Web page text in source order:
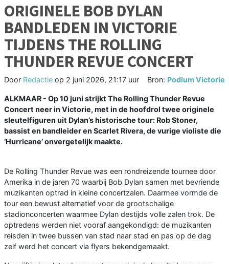
ORIGINELE BOB DYLAN
BANDLEDEN IN VICTORIE
TIJDENS THE ROLLING
THUNDER REVUE CONCERT
Door Redactie op 2 juni 2026, 21:17 uur Bron: Podium Victorie
ALKMAAR - Op 10 juni strijkt The Rolling Thunder Revue
Concert neer in Victorie, met in de hoofdrol twee originele
sleutelfiguren uit Dylan’s historische tour: Rob Stoner,
bassist en bandleider en Scarlet Rivera, de vurige violiste die
‘Hurricane’ onvergetelijk maakte.
De Rolling Thunder Revue was een rondreizende tournee door
Amerika in de jaren 70 waarbij Bob Dylan samen met bevriende
muzikanten optrad in kleine concertzalen. Daarmee vormde de
tour een bewust alternatief voor de grootschalige
stadionconcerten waarmee Dylan destijds volle zalen trok. De
optredens werden niet vooraf aangekondigd: de muzikanten
reisden in twee bussen van stad naar stad en pas op de dag
zelf werd het concert via flyers bekendgemaakt.